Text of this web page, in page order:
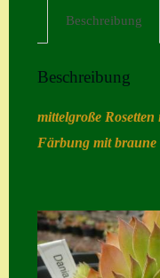
Beschreibung
Beschreibung
mittelgroße
Färbung mit